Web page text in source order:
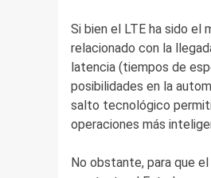
Si bien el LTE ha sido
relacionado con la
latencia (tiempos de
posibilidades en la
salto tecnológico
operaciones más
No obstante, para que